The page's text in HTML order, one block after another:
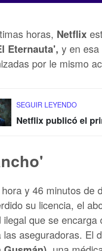
horas, Netflix
Eternauta', y en
por le mismo
SEGUIR LEYENDO
Netflix publicó el
y 46 minutos de
su licencia, el
ilegal que se
aseguradoras. El